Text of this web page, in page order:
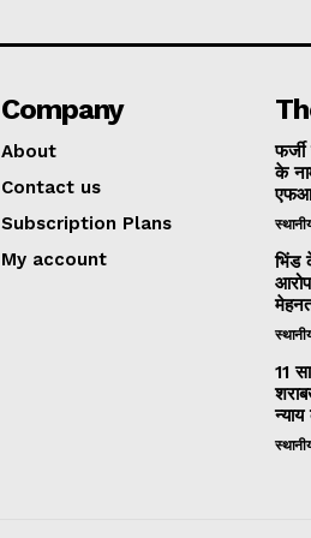
Company
About
Contact us
Subscription Plans
My account
के
भिंड
11